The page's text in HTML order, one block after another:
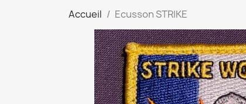
Accueil Ecusson STRIKE